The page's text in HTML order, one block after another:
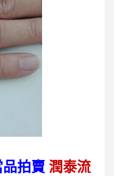
拍賣 潤泰流